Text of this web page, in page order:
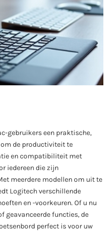
gebruikers een praktische,
de productiviteit te
en compatibiliteit met
iedereen die zijn
meerdere modellen om uit te
Logitech verschillende
en -voorkeuren. Of u nu
geavanceerde functies, de
perfect is voor uw